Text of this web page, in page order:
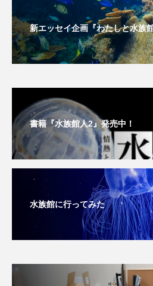
モンツキハギ ヤコウガイ
ヤッコ ヤドカリ ヤ
ヤマトヌマエビ ヤマメ
ユメタチモドキ ヨウラクク
ヨツメウオ ラブカ
リュウセイクラゲ レシピ
ロックシュリンプ ワカサギ
ワニ ワレカ
下田海中水族館 世界遺産
新エッセイ企画『わたしと水族
書籍『水族館人2』発売中！
水族館に行ってみた